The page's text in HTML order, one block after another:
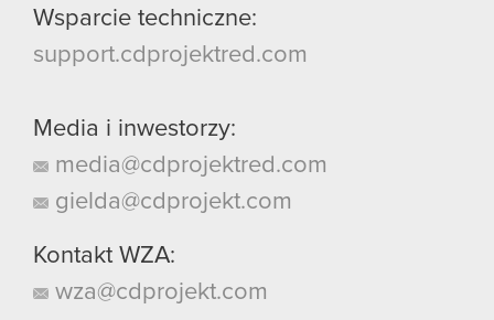
Wsparcie techniczne:
support.cdprojektred.com
Media i inwestorzy:
media@cdprojektred.com
gielda@cdprojekt.com
Kontakt WZA:
wza@cdprojekt.com